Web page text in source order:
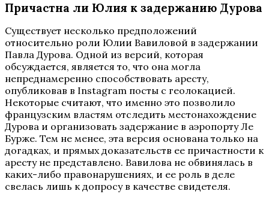
Причастна ли Юлия к задержанию Дурова
Существует несколько предположений
относительно роли Юлии Вавиловой в задержании
Павла Дурова. Одной из версий, которая
обсуждается, является то, что она могла
непреднамеренно способствовать аресту,
опубликовав в Instagram посты с геолокацией.
Некоторые считают, что именно это позволило
французским властям отследить местонахождение
Дурова и организовать задержание в аэропорту Ле
Бурже. Тем не менее, эта версия основана только на
догадках, и прямых доказательств ее причастности к
аресту не представлено. Вавилова не обвинялась в
каких-либо правонарушениях, и ее роль в деле
свелась лишь к допросу в качестве свидетеля.